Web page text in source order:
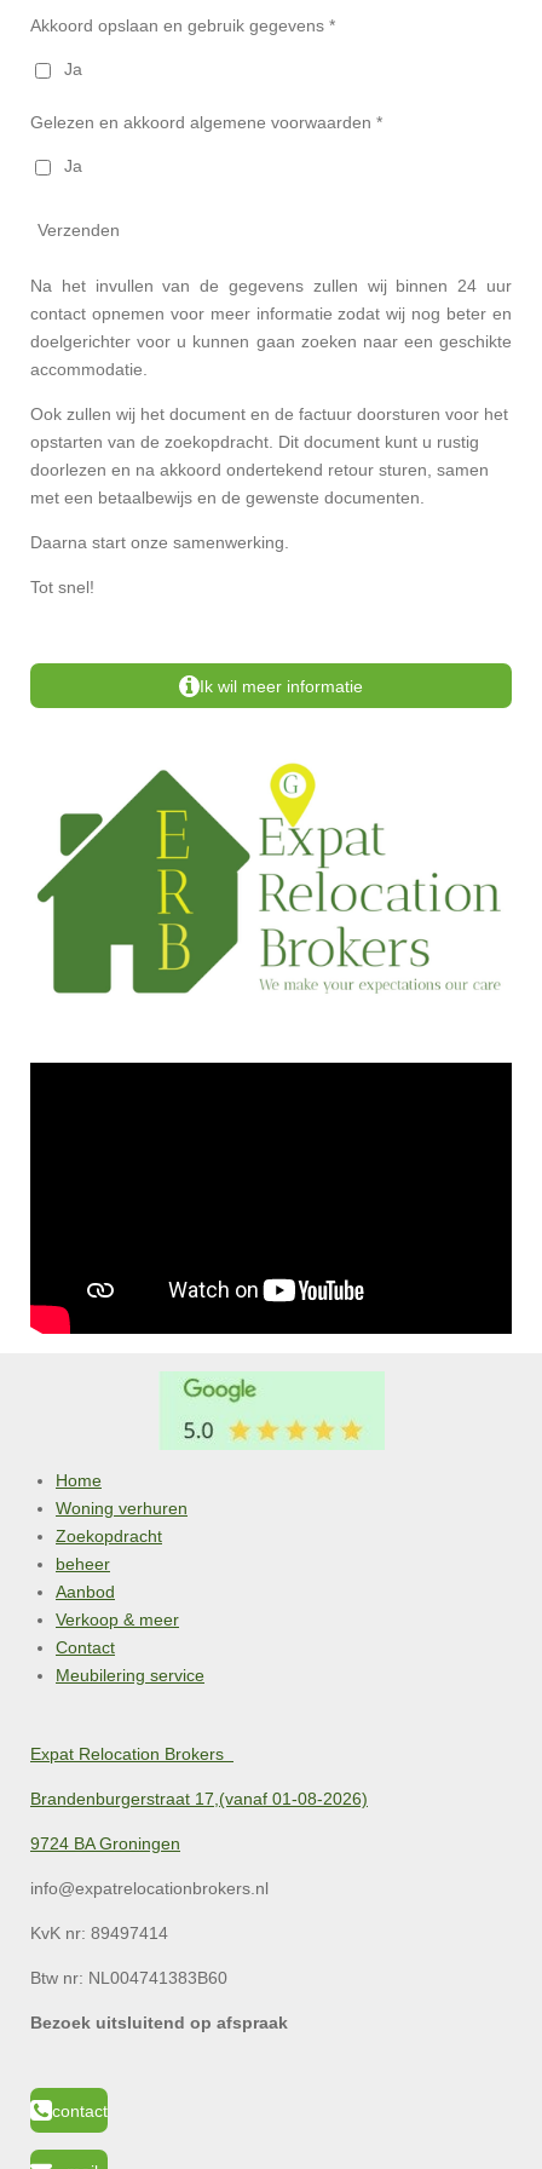
Akkoord opslaan en gebruik gegevens *
Ja
Gelezen en akkoord algemene voorwaarden *
Ja
Verzenden
Na het invullen van de gegevens zullen wij binnen 24 uur
contact opnemen voor meer informatie zodat wij nog beter en
doelgerichter voor u kunnen gaan zoeken naar een geschikte
accommodatie.
Ook zullen wij het document en de factuur doorsturen voor het
opstarten van de zoekopdracht. Dit document kunt u rustig
doorlezen en na akkoord ondertekend retour sturen, samen
met een betaalbewijs en de gewenste documenten.
Daarna start onze samenwerking.
Tot snel!
Ik wil meer informatie
Home
Woning verhuren
Zoekopdracht
beheer
Aanbod
Verkoop & meer
Contact
Meubilering service
Expat Relocation Brokers
Brandenburgerstraat 17,(vanaf 01-08-2026)
9724 BA Groningen
info@expatrelocationbrokers.nl
KvK nr: 89497414
Btw nr: NL004741383B60
Bezoek uitsluitend op afspraak
contact